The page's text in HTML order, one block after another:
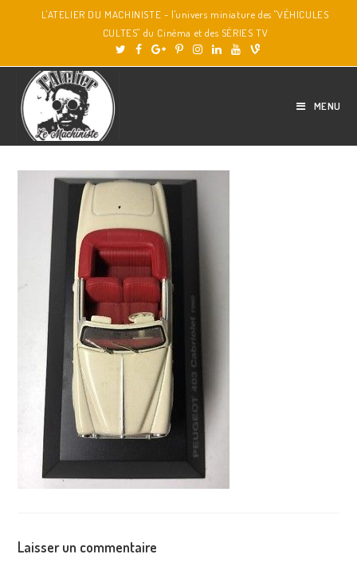
L'ATELIER DU MACHINISTE - l'univers miniature des "VÉHICULES
CULTES" du Cinéma et des SÉRIES TV
MENU
Laisser un commentaire